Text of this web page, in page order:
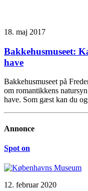
18. maj 2017
Bakkehusmuseet:
have
Bakkehusmuseet på
om romantikkens
have. Som gæst kan du
Annonce
Spot on
12. februar 2020